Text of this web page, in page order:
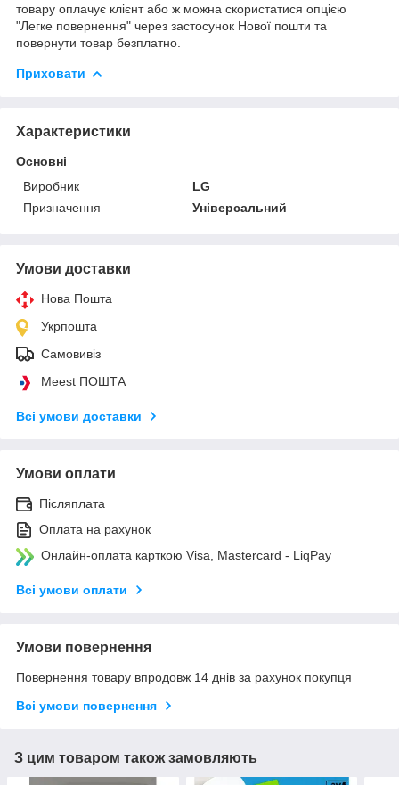
товару оплачує клієнт або ж можна скористатися опцією
"Легке повернення" через застосунок Нової пошти та
повернути товар безплатно.
Приховати
Характеристики
Основні
Виробник
LG
Призначення
Універсальний
Умови доставки
Нова Пошта
Укрпошта
Самовивіз
Meest ПОШТА
Всі умови доставки
Умови оплати
Післяплата
Оплата на рахунок
Онлайн-оплата карткою Visa, Mastercard - LiqPay
Всі умови оплати
Умови повернення
Повернення товару впродовж 14 днів за рахунок покупця
Всі умови повернення
З цим товаром також замовляють